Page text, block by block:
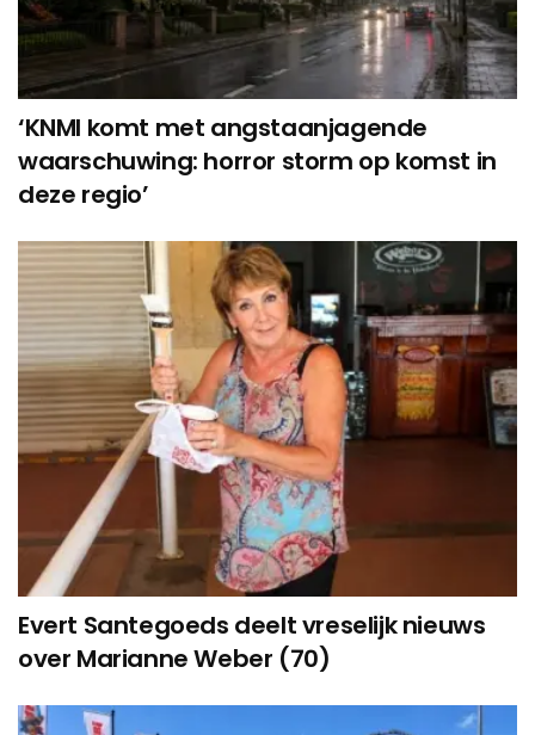
‘KNMI komt met angstaanjagende
waarschuwing: horror storm op komst in
deze regio’
Evert Santegoeds deelt vreselijk nieuws
over Marianne Weber (70)